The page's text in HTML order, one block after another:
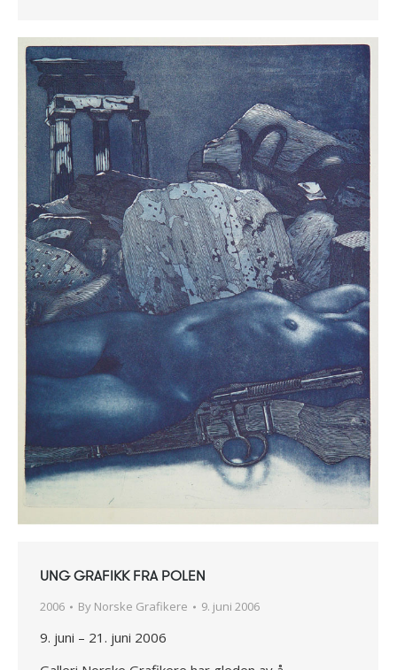
UNG GRAFIKK FRA POLEN
2006 By Norske Grafikere 9. juni 2006
9. juni – 21. juni 2006